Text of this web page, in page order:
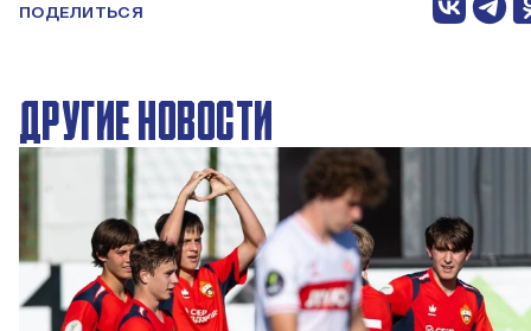
ПОДЕЛИТЬСЯ
ДРУГИЕ НОВОСТИ